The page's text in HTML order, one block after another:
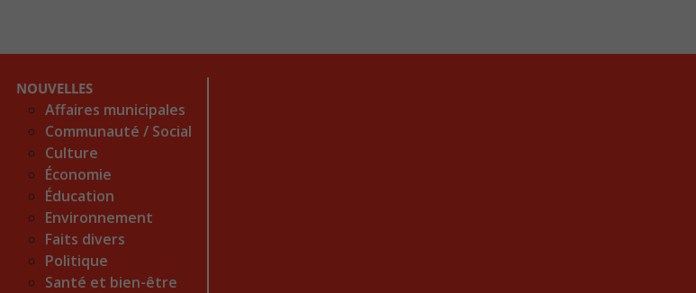
NOUVELLES
Affaires municipales
Communauté / Social
Culture
Économie
Éducation
Environnement
Faits divers
Politique
Santé et bien-être